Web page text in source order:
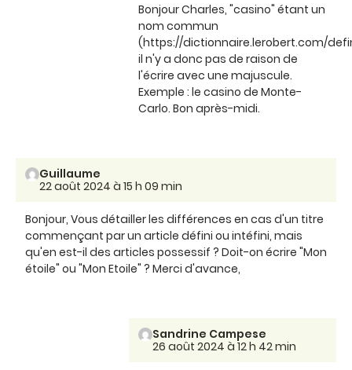
Bonjour Charles, "casino" étant un
nom commun
(https://dictionnaire.lerobert.com/
il n'y a donc pas de raison de
l'écrire avec une majuscule.
Exemple : le casino de Monte-
Carlo. Bon après-midi.
Guillaume
22 août 2024 à 15 h 09 min
Bonjour, Vous détailler les différences en cas d'un titre
commençant par un article défini ou intéfini, mais
qu'en est-il des articles possessif ? Doit-on écrire "Mon
étoile" ou "Mon Etoile" ? Merci d'avance,
Sandrine Campese
26 août 2024 à 12 h 42 min